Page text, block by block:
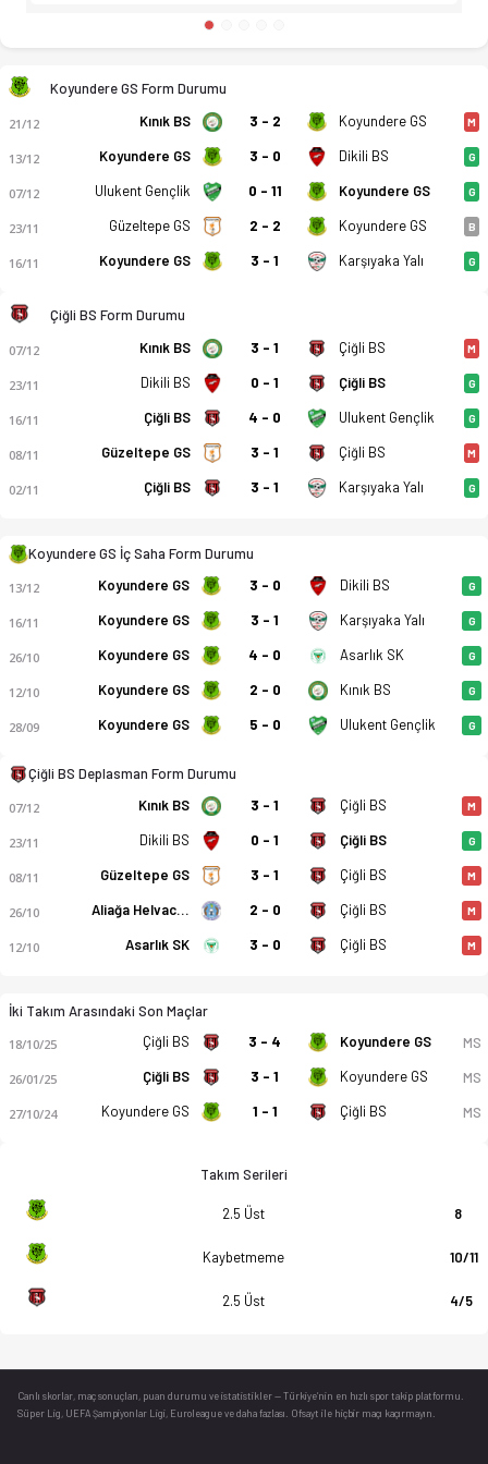
Koyundere GS Form Durumu
21/12 Kınık BS 3 - 2 Koyundere GS M
13/12 Koyundere GS 3 - 0 Dikili BS G
07/12 Ulukent Gençlik 0 - 11 Koyundere GS G
23/11 Güzeltepe GS 2 - 2 Koyundere GS B
16/11 Koyundere GS 3 - 1 Karşıyaka Yalı G
Çiğli BS Form Durumu
07/12 Kınık BS 3 - 1 Çiğli BS M
23/11 Dikili BS 0 - 1 Çiğli BS G
16/11 Çiğli BS 4 - 0 Ulukent Gençlik G
08/11 Güzeltepe GS 3 - 1 Çiğli BS M
02/11 Çiğli BS 3 - 1 Karşıyaka Yalı G
Koyundere GS İç Saha Form Durumu
13/12 Koyundere GS 3 - 0 Dikili BS G
16/11 Koyundere GS 3 - 1 Karşıyaka Yalı G
26/10 Koyundere GS 4 - 0 Asarlık SK G
12/10 Koyundere GS 2 - 0 Kınık BS G
28/09 Koyundere GS 5 - 0 Ulukent Gençlik G
Çiğli BS Deplasman Form Durumu
07/12 Kınık BS 3 - 1 Çiğli BS M
23/11 Dikili BS 0 - 1 Çiğli BS G
08/11 Güzeltepe GS 3 - 1 Çiğli BS M
26/10 Aliağa Helvacı SK 2 - 0 Çiğli BS M
12/10 Asarlık SK 3 - 0 Çiğli BS M
İki Takım Arasındaki Son Maçlar
18/10/25 Çiğli BS 3 - 4 Koyundere GS MS
26/01/25 Çiğli BS 3 - 1 Koyundere GS MS
27/10/24 Koyundere GS 1 - 1 Çiğli BS MS
Takım Serileri
2.5 Üst 8
Kaybetmeme 10/11
2.5 Üst 4/5
Canlı skorlar , maç sonuçları, puan durumu ve istatistikler — Türkiye’nin en hızlı spor takip platformu.
Süper Lig, UEFA Şampiyonlar Ligi, Euroleague ve daha fazlası. Ofsayt ile hiçbir maçı kaçırmayın.